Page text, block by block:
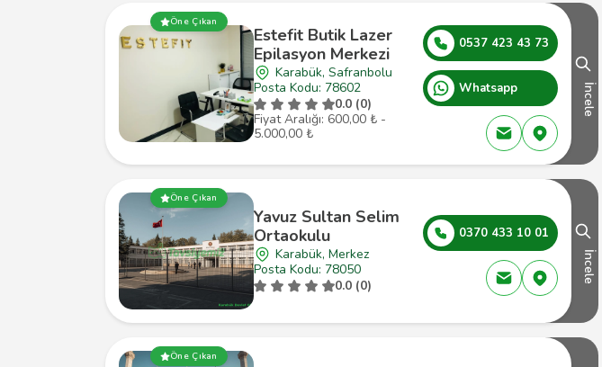
Öne Çıkan
Estefit Butik Lazer
Epilasyon Merkezi
Karabük, Safranbolu
Posta Kodu: 78602
0.0 (0)
Fiyat Aralığı: 600,00 ₺ -
5.000,00 ₺
0537 423 43 73
Whatsapp İncele
Öne Çıkan
Yavuz Sultan Selim
Ortaokulu
Karabük, Merkez
Posta Kodu: 78050
0.0 (0)
0370 433 10 01
İncele
Öne Çıkan